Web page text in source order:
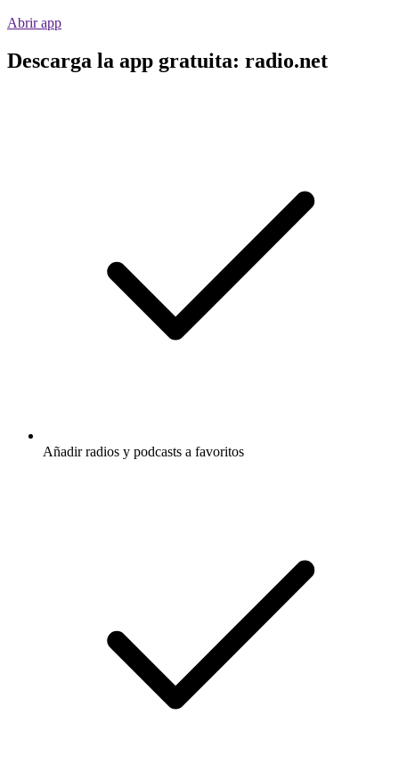
Abrir app
Descarga la app gratuita: radio.net
Añadir radios y podcasts a favoritos